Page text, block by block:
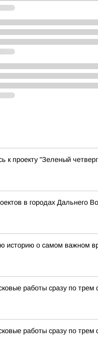
к проекту "Зеленый
в городах
историю о самом важном
работы сразу по
работы сразу по